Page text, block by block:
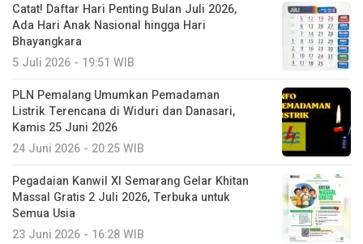
Catat! Daftar Hari Penting Bulan Juli 2026,
Ada Hari Anak Nasional hingga Hari
Bhayangkara
5 Juli 2026 - 19:51 WIB
PLN Pemalang Umumkan Pemadaman
Listrik Terencana di Widuri dan Danasari,
Kamis 25 Juni 2026
24 Juni 2026 - 20:25 WIB
Pegadaian Kanwil XI Semarang Gelar Khitan
Massal Gratis 2 Juli 2026, Terbuka untuk
Semua Usia
23 Juni 2026 - 16:28 WIB